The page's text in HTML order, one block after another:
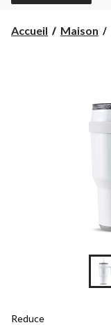
Accueil Maison
Reduce